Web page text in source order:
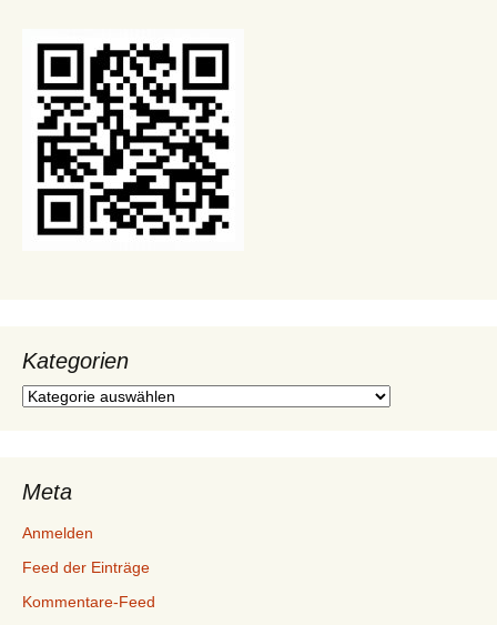
Kategorien
Kategorien
Meta
Anmelden
Feed der Einträge
Kommentare-Feed